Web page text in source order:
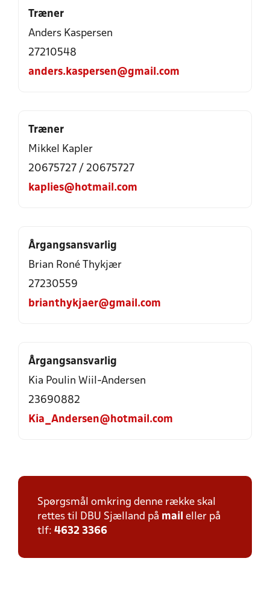
Træner
Anders Kaspersen
27210548
anders.kaspersen@gmail.com
Træner
Mikkel Kapler
20675727 / 20675727
kaplies@hotmail.com
Årgangsansvarlig
Brian Roné Thykjær
27230559
brianthykjaer@gmail.com
Årgangsansvarlig
Kia Poulin Wiil-Andersen
23690882
Kia_Andersen@hotmail.com
Spørgsmål omkring denne række skal
rettes til DBU Sjælland på mail eller på
tlf: 4632 3366